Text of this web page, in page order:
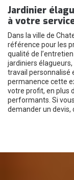
Jardinier
à votre
Dans la ville de
référence pour les
qualité de
jardiniers
travail personnalisé
permanence cette
votre profit, en plus
performants. Si
demander un devis,